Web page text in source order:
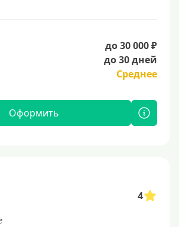
до 30 000 ₽
до 30 дней
Среднее
Оформить
4